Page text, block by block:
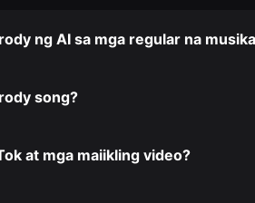
ng AI sa mga regular na
song?
at mga maiikling video?